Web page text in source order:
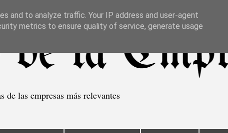
las empresas más relevantes
and to analyze traffic. Your IP address and user-agent
metrics to ensure quality of service, generate usage